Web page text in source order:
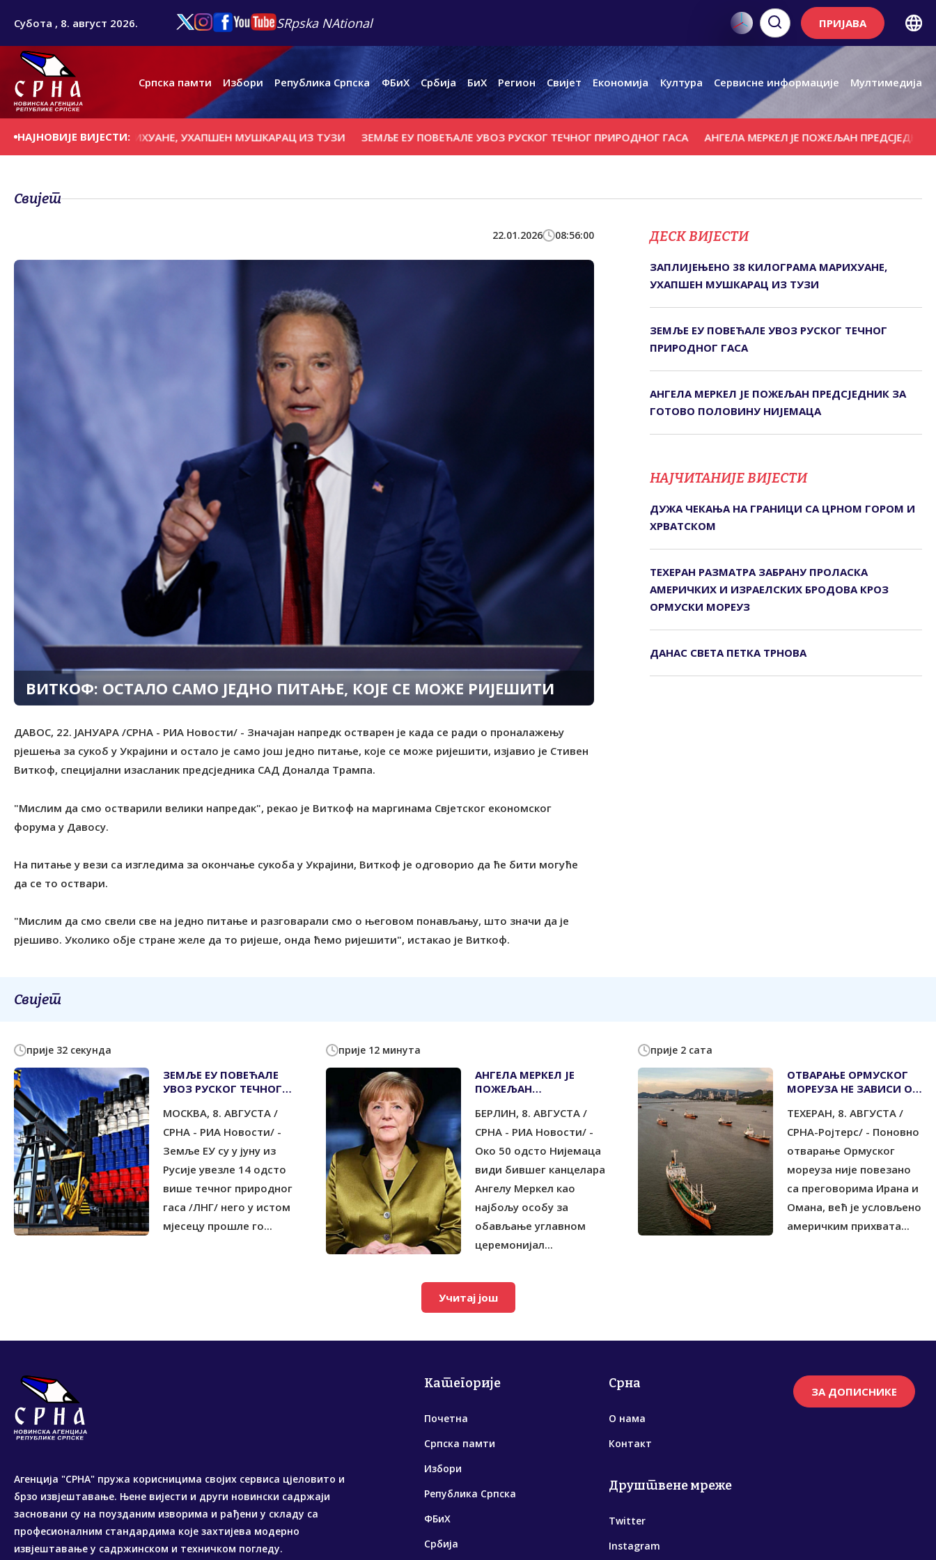
Субота , 8. август 2026. SRpska NAtional ПРИЈАВА
Српска памти Избори Република Српска ФБиХ Србија БиХ Регион Свијет Економија Култура Сервисне информације Мултимедија
НАЈНОВИЈЕ ВИЈЕСТИ:
КИЛОГРАМА МАРИХУАНЕ, УХАПШЕН МУШКАРАЦ ИЗ ТУЗИ ЗЕМЉЕ ЕУ ПОВЕЋАЛЕ УВОЗ РУСКОГ ТЕЧНОГ ПРИРОДНОГ ГАСА АНГЕЛА МЕРКЕЛ ЈЕ ПОЖЕЉАН ПРЕДСЈЕДНИК ЗА
Свијет
22.01.2026 08:56:00
ВИТКОФ: ОСТАЛО САМО ЈЕДНО ПИТАЊЕ, КОЈЕ СЕ МОЖЕ РИЈЕШИТИ
ДАВОС, 22. ЈАНУАРА /СРНА - РИА Новости/ - Значајан напредк остварен је када се ради о проналажењу
рјешења за сукоб у Украјини и остало је само још једно питање, које се може ријешити, изјавио је Стивен
Виткоф, специјални изасланик предсједника САД Доналда Трампа.
"Мислим да смо остварили велики напредак", рекао је Виткоф на маргинама Свјетског економског
форума у Давосу.
На питање у вези са изгледима за окончање сукоба у Украјини, Виткоф је одговорио да ће бити могуће
да се то оствари.
"Мислим да смо свели све на једно питање и разговарали смо о његовом понављању, што значи да је
рјешиво. Уколико обје стране желе да то ријеше, онда ћемо ријешити", истакао је Виткоф.
ДЕСК ВИЈЕСТИ
ЗАПЛИЈЕЊЕНО 38 КИЛОГРАМА МАРИХУАНЕ,
УХАПШЕН МУШКАРАЦ ИЗ ТУЗИ
ЗЕМЉЕ ЕУ ПОВЕЋАЛЕ УВОЗ РУСКОГ ТЕЧНОГ
ПРИРОДНОГ ГАСА
АНГЕЛА МЕРКЕЛ ЈЕ ПОЖЕЉАН ПРЕДСЈЕДНИК ЗА
ГОТОВО ПОЛОВИНУ НИЈЕМАЦА
НАЈЧИТАНИЈЕ ВИЈЕСТИ
ДУЖА ЧЕКАЊА НА ГРАНИЦИ СА ЦРНОМ ГОРОМ И
ХРВАТСКОМ
ТЕХЕРАН РАЗМАТРА ЗАБРАНУ ПРОЛАСКА
АМЕРИЧКИХ И ИЗРАЕЛСКИХ БРОДОВА КРОЗ
ОРМУСКИ МОРЕУЗ
ДАНАС СВЕТА ПЕТКА ТРНОВА
Свијет
прије 32 секунда
ЗЕМЉЕ ЕУ ПОВЕЋАЛЕ
УВОЗ РУСКОГ ТЕЧНОГ
МОСКВА, 8. АВГУСТА /
СРНА - РИА Новости/ -
Земље ЕУ су у јуну из
Русије увезле 14 одсто
више течног природног
гаса /ЛНГ/ него у истом
мјесецу прошле го...
прије 12 минута
АНГЕЛА МЕРКЕЛ ЈЕ
ПОЖЕЉАН
ГОТОВО ПОЛОВИНУ
НИЈЕМАЦА
БЕРЛИН, 8. АВГУСТА /
СРНА - РИА Новости/ -
Око 50 одсто Нијемаца
види бившег канцелара
Ангелу Меркел као
најбољу особу за
обављање углавном
церемонијал...
прије 2 сата
ОТВАРАЊЕ ОРМУСКОГ
МОРЕУЗА НЕ ЗАВИСИ ОД
ТЕХЕРАН, 8. АВГУСТА /
СРНА-Ројтерс/ - Поновно
отварање Ормуског
мореуза није повезано
са преговорима Ирана и
Омана, већ је условљено
америчким прихвата...
Учитај још
Агенција "СРНА" пружа корисницима својих сервиса цјеловито и
брзо извјештавање. Њене вијести и други новински садржаји
засновани су на поузданим изворима и рађени у складу са
професионалним стандардима које захтијева модерно
извјештавање у садржинском и техничком погледу.
Категорије
Почетна
Српска памти
Избори
Република Српска
ФБиХ
Србија
Срна
О нама
Контакт
Друштвене мреже
Twitter
Instagram
ЗА ДОПИСНИКЕ